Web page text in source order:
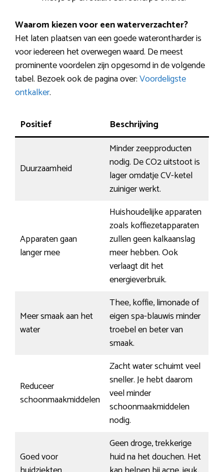
Waarom kiezen voor een waterverzachter?
Het laten plaatsen van een goede waterontharder is
voor iedereen het overwegen waard. De meest
prominente voordelen zijn opgesomd in de volgende
tabel. Bezoek ook de pagina over:Voordeligste
ontkalker.
Positief Beschrijving
Duurzaamheid
Minder zeepproducten
nodig. De CO2 uitstoot is
lager omdatje CV-ketel
zuiniger werkt.
Apparaten gaan
langer mee
Huishoudelijke apparaten
zoals koffiezetapparaten
zullen geen kalkaanslag
meer hebben. Ook
verlaagt dit het
energieverbruik.
Meer smaak aan het
water
Thee, koffie, limonade of
eigen spa-blauwis minder
troebel en beter van
smaak.
Reduceer
schoonmaakmiddelen
Zacht water schuimt veel
sneller. Je hebt daarom
veel minder
schoonmaakmiddelen
nodig.
Goed voor
Geen droge, trekkerige
huid na het douchen. Het